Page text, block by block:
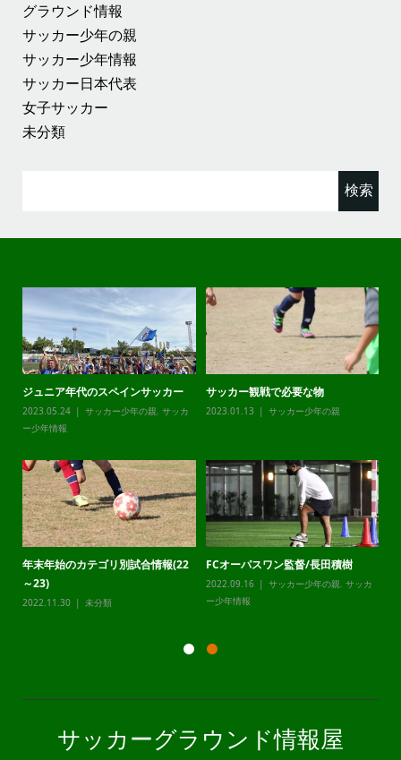
グラウンド情報
サッカー少年の親
サッカー少年情報
サッカー日本代表
女子サッカー
未分類
ジュニア年代のスペインサッカー
2023.05.24 サッカー少年の親, サッカ
ー少年情報
サッカー観戦で必要な物
2023.01.13 サッカー少年の親
年末年始のカテゴリ別試合情報(22
～23)
2022.11.30 未分類
FCオーパスワン監督/長田積樹
2022.09.16 サッカー少年の親, サッカ
ー少年情報
サッカーグラウンド情報屋